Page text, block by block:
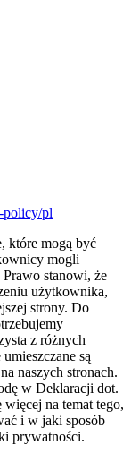
policy/pl
które mogą być
mogli
stanowi, że
użytkownika,
strony. Do
z różnych
są
naszych stronach.
w Deklaracji dot.
na temat tego,
i w jaki sposób
prywatności.